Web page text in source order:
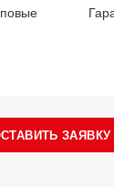
ЗАЯВКУ